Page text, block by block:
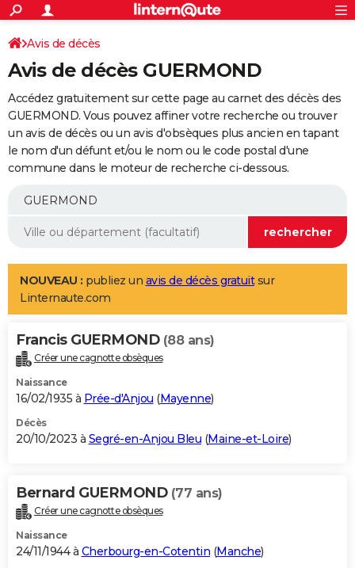
ACTUALITÉS
Politique
Société
Faits Divers
Education
Monde
Villes
+
SPORT
Coupe du monde 2026
Football
Tennis
Cyclisme
Rugby
Forum
Programme TV
TNT
Streaming
Cinéma
Sorties cinéma
Musique
+
FINANCE
Impôts
Immobilier
Risques naturels par ville
Banque
Assurance
Crédit
AUTO
Essais
Réserver un essai
Citadines
Berlines
SUV
Forum auto
+
Mobiles
Meilleur smartphone
Internet
Ordinateurs
Jeux vidéo
Guide high-tech
Aménagement intérieur
LIFESTYLE
Art de vivre
Bien-être
Loisirs
Mode
Modes de vie
Alimentation
Guide de la santé
Maladies
Médicaments
Sommeil
VOYAGE
Destinations
City break
Voyage nature
Voyage de noces
Forum
Climat
+PHOTO
GUIDES D'ACHAT
BONS PLANS
Carte de Noël
Carte Bonne année
Carte Saint-Valentin
Carte Pâques
Carte d'anniversaire
DICTIONNAIRE
Dictionnaire
Biographies
Citations
Expressions
Proverbes
PROGRAMME TV
Avis de décès
Avis de décès GUERMOND
Accédez gratuitement sur cette page au carnet des décès des
GUERMOND. Vous pouvez affiner votre recherche ou trouver
un avis de décès ou un avis d'obsèques plus ancien en tapant
le nom d'un défunt et/ou le nom ou le code postal d'une
commune dans le moteur de recherche ci-dessous.
NOUVEAU : publiez un avis de décès gratuitsur
Linternaute.com
Francis GUERMOND (88 ans)
Créer une cagnotte obsèques
Naissance
16/02/1935 à Prée-d'Anjou (Mayenne)
Décès
20/10/2023 à Segré-en-Anjou Bleu (Maine-et-Loire)
Bernard GUERMOND (77 ans)
Créer une cagnotte obsèques
Naissance
24/11/1944 à Cherbourg-en-Cotentin (Manche)